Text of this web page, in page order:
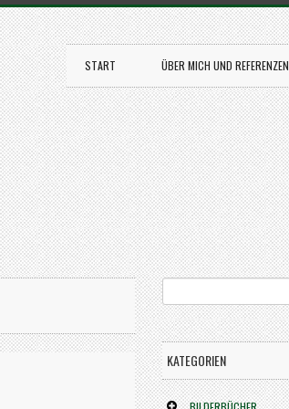
START ÜBER MICH UND REFERENZEN
KATEGORIEN